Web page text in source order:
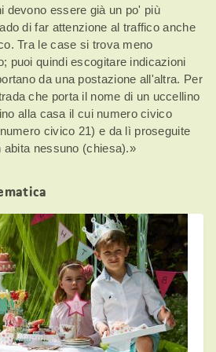
devono essere già un po' più
di far attenzione al traffico anche
Tra le case si trova meno
puoi quindi escogitare indicazioni
da una postazione all'altra. Per
che porta il nome di un uccellino
alla casa il cui numero civico
civico 21) e da lì proseguite
nessuno (chiesa).»